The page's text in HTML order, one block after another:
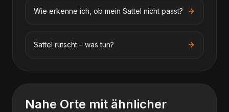
Wie erkenne ich, ob mein Sattel nicht passt?
Sattel rutscht – was tun?
Nahe Orte mit ähnlicher